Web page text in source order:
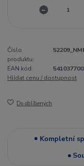
Číslo
produktu:
EAN kód:
Hlídat cenu / dostupnost
Do oblíbených
Kompletní